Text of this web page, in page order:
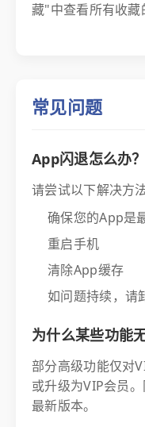
藏"中查看所有收藏
常见问题
App闪退怎么办？
请尝试以下解决方法
确保您的App是
重启手机
清除App缓存
如问题持续，请
为什么某些功能
部分高级功能仅对
或升级为VIP会员
最新版本。